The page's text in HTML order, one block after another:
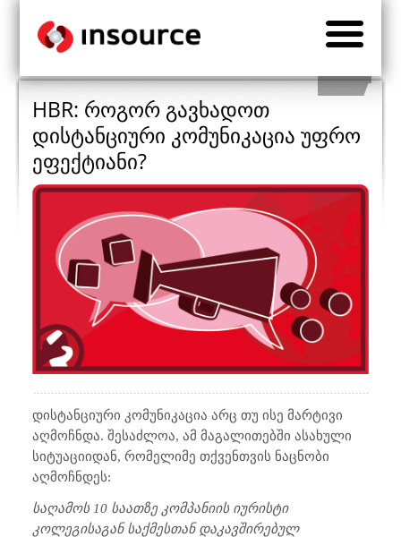
HBR: როგორ გავხადოთ
დისტანციური კომუნიკაცია უფრო
ეფექტიანი?
დისტანციური კომუნიკაცია არც თუ ისე მარტივი
აღმოჩნდა. შესაძლოა, ამ მაგალითებში ასახული
სიტუაციიდან, რომელიმე თქვენთვის ნაცნობი
აღმოჩნდეს:
საღამოს 10 საათზე კომპანიის იურისტი
კოლეგისაგან საქმესთან დაკავშირებულ